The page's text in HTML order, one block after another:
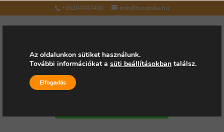
+36204007400 info@futofolia.hu
Válasszon oldalt
Az oldalunkon sütiket használunk.
További információkat a süti beállításokban találsz.
Elfogadás